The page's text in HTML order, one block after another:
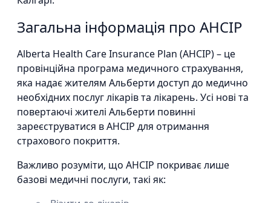
Загальна інформація про AHCIP
Alberta Health Care Insurance Plan (AHCIP) – це
провінційна програма медичного страхування,
яка надає жителям Альберти доступ до медично
необхідних послуг лікарів та лікарень. Усі нові та
повертаючі жителі Альберти повинні
зареєструватися в AHCIP для отримання
страхового покриття.
Важливо розуміти, що AHCIP покриває лише
базові медичні послуги, такі як: